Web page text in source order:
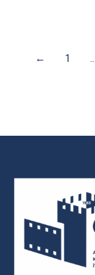
← 1 …